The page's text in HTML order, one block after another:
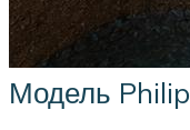
Модель